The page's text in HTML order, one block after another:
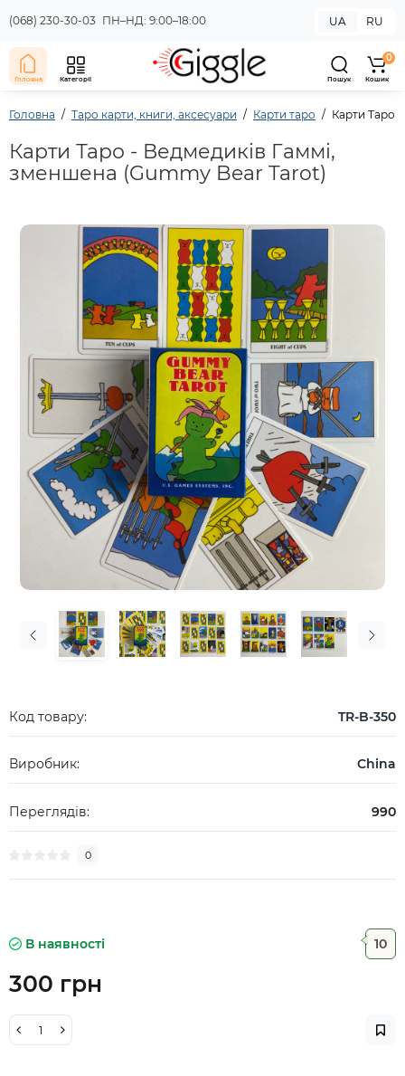
(068) 230-30-03 ПН–НД: 9:00–18:00 UA RU
Головна Категорії Пошук
0
Кошик
Головна Таро карти, книги, аксесуари Карти таро Карти Таро
Карти Таро - Ведмедиків Гаммі,
зменшена (Gummy Bear Tarot)
Код товару: TR-B-350
Виробник: China
Переглядів: 990
0
В наявності 10
300 грн